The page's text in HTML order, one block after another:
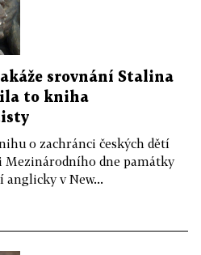
srovnání Stalina
to kniha
o zachránci českých dětí
dne památky
anglicky v New...